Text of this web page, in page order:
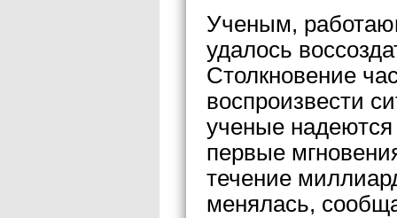
Ученым,
удалось
Столкновение
воспроизвести
ученые
первые
течение
менялась,